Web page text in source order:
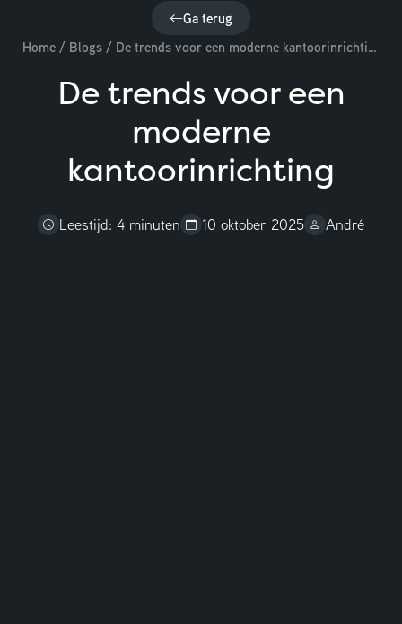
Ga terug
Home / Blogs / De trends voor een moderne kantoorinrichting
De trends voor een
moderne
kantoorinrichting
Leestijd: 4 minuten 10 oktober 2025 André